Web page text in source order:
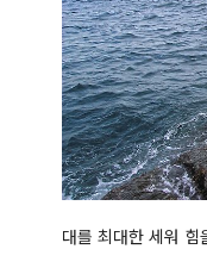
대를 최대한 세워 힘